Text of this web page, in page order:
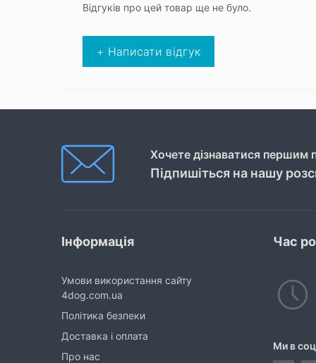
Відгуків про цей товар ще не було.
+ Написати відгук
Хочете дізнаватися першим
Підпишіться на нашу
Інформація
Умови використання сайту
4dog.com.ua
Політика безпеки
Доставка і оплата
Про нас
Час
Ми в